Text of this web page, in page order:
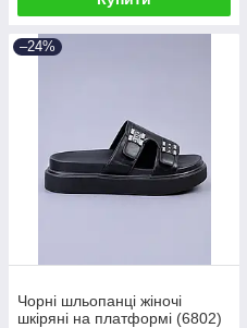
–24%
Чорні шльопанці жіночі
шкіряні на платформі (6802)